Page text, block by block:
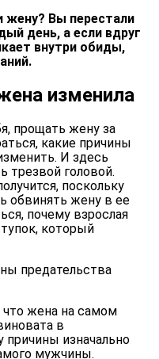
жену? Вы перестали
день, а если вдруг
внутри обиды,
изменила
прощать жену за
какие причины
И здесь
трезвой головой.
поскольку
обвинять жену в ее
почему взрослая
который
предательства
жена на самом
в
причины изначально
мужчины.